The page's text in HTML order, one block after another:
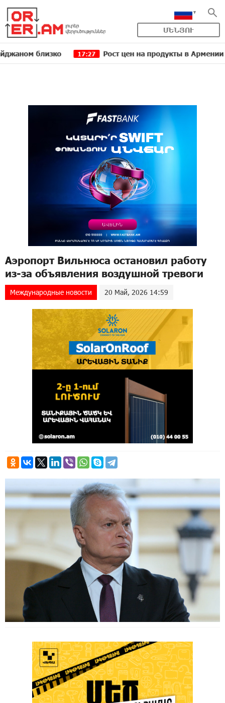
ՄԵՆՅՈՒ
близко 17:27 Рост цен на продукты в Армении
Аэропорт Вильнюса остановил работу
из-за объявления воздушной тревоги
Международные новости 20 Май, 2026 14:59